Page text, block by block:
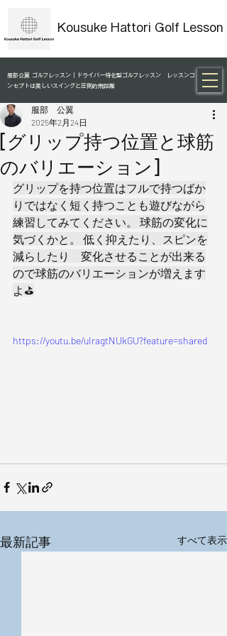
Kousuke Hattori Golf Lesson
服部公翼 ゴルフレッスン｜ドライバー特化型ゴルフレッスン レッスンコ
ンセプトは美しいスイングと圧倒的飛距離
[グリップ持つ位置と球筋
のバリエーション]
服部 公翼
2025年2月24日
グリップを持つ位置はフルで持つばか
りではなく短く持つことも遊びながら
練習してみてください。 球筋の変化に
気づくかと。 低く抑えたり、スピンを
減らしたり　変化させることが出来る
ので球筋のバリエーションが増えます
よ⛳️
https://youtu.be/uIragtNUkGU?feature=shared
最新記事 すべて表示